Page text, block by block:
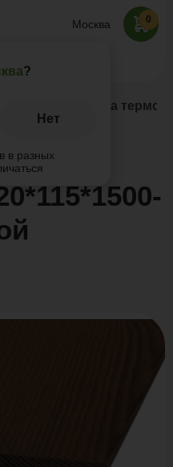
Москва
?
Нет
в разных
Заказать звонок
0
Террасная доска